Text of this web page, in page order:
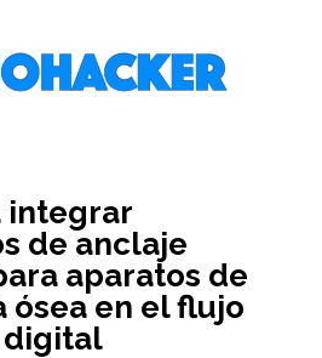
integrar
de anclaje
aparatos de
ósea en el flujo
digital